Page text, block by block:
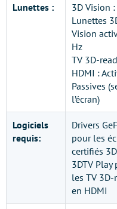
Lunettes :
3D Vision :
Lunettes
Vision
Hz
TV 3D-
HDMI :
Passives
l’écran)
Logiciels
requis:
Drivers
pour les
certifiés
3DTV Play
les TV 3D-
en HDMI